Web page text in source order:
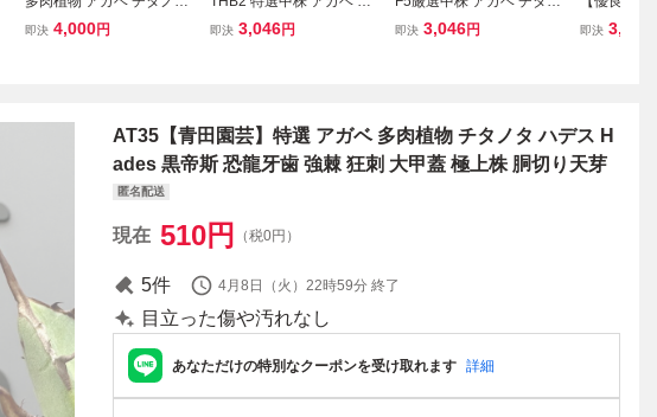
小島白刺 胴切り株 子株 3
即決 4,000円
タノタ 黒豹 極上狂棘大甲
即決 3,046円
タ 姫厳竜 濃黒棘 肉厚 大
即決 3,046円
大きめ 逆
即決 3,500
AT35【青田園芸】特選 アガベ 多肉植物 チタノタ ハデス H
ades 黒帝斯 恐龍牙歯 強棘 狂刺 大甲蓋 極上株 胴切り天芽
匿名配送
現在 510円 （税0円）
5件 4月8日（火）22時59分 終了
目立った傷や汚れなし
あなただけの特別なクーポンを受け取れます 詳細